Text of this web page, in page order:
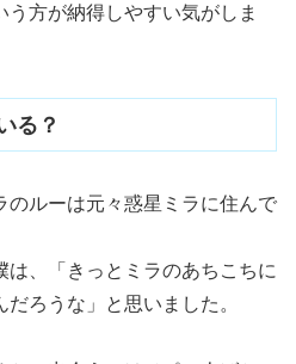
方が納得しやすい気がしま
る？
のルーは元々惑星ミラに住んで
、「きっとミラのあちこちに
ろうな」と思いました。